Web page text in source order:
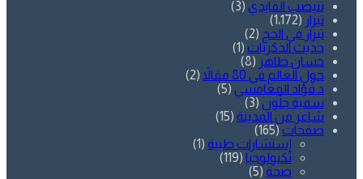
تنيضب الفايدي (3)
تيزار (1٬172)
تيزار في الحج (2)
حديث الذكريات (1)
حسان طاهر (8)
حول العالم في 80 مقالاً
(2)
د.فؤاد المغامسي (5)
سمية جلّون (3)
شاعر من المدينة (15)
صفحات (165)
إستشارات طبية (1)
تكنولوجيا (119)
صحة (5)